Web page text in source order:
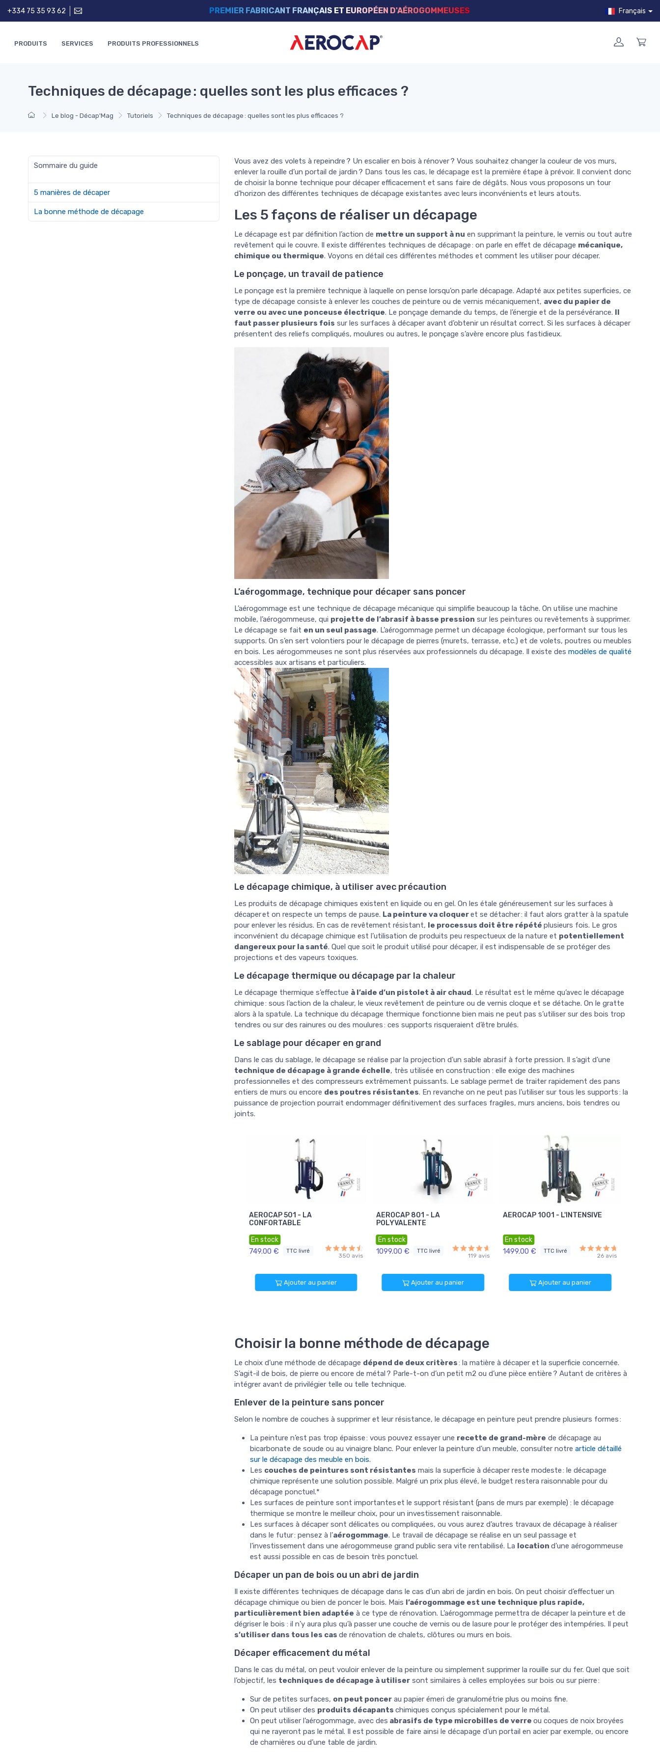
+334 75 35 93 62 PREMIER FABRICANT FRANÇAIS ET EUROPÉEN D'AÉROGOMMEUSES Français
PRODUITS SERVICES PRODUITS PROFESSIONNELS
Le blog - Décap'Mag Tutoriels Techniques de décapage : quelles sont les plus efficaces ?
Techniques de décapage : quelles sont les plus efficaces ?
Sommaire du guide
5 manières de décaper
La bonne méthode de décapage
Vous avez des volets à repeindre ? Un escalier en bois à rénover ? Vous souhaitez changer la couleur de vos murs,
enlever la rouille d’un portail de jardin ? Dans tous les cas, le décapage est la première étape à prévoir. Il convient donc
de choisir la bonne technique pour décaper efficacement et sans faire de dégâts. Nous vous proposons un tour
d’horizon des différentes techniques de décapage existantes avec leurs inconvénients et leurs atouts.
Les 5 façons de réaliser un décapage
Le décapage est par définition l’action de mettre un support à nu en supprimant la peinture, le vernis ou tout autre
revêtement qui le couvre. Il existe différentes techniques de décapage : on parle en effet de décapage mécanique,
chimique ou thermique. Voyons en détail ces différentes méthodes et comment les utiliser pour décaper.
Le ponçage, un travail de patience
Le ponçage est la première technique à laquelle on pense lorsqu’on parle décapage. Adapté aux petites superficies, ce
type de décapage consiste à enlever les couches de peinture ou de vernis mécaniquement, avec du papier de
verre ou avec une ponceuse électrique. Le ponçage demande du temps, de l’énergie et de la persévérance. Il
faut passer plusieurs fois sur les surfaces à décaper avant d’obtenir un résultat correct. Si les surfaces à décaper
présentent des reliefs compliqués, moulures ou autres, le ponçage s’avère encore plus fastidieux.
L’aérogommage, technique pour décaper sans poncer
L’aérogommage est une technique de décapage mécanique qui simplifie beaucoup la tâche. On utilise une machine
mobile, l’aérogommeuse, qui projette de l’abrasif à basse pression sur les peintures ou revêtements à supprimer.
Le décapage se fait en un seul passage. L’aérogommage permet un décapage écologique, performant sur tous les
supports. On s’en sert volontiers pour le décapage de pierres (murets, terrasse, etc.) et de volets, poutres ou meubles
en bois. Les aérogommeuses ne sont plus réservées aux professionnels du décapage. Il existe des modèles de qualité
accessibles aux artisans et particuliers.
Le décapage chimique, à utiliser avec précaution
Les produits de décapage chimiques existent en liquide ou en gel. On les étale généreusement sur les surfaces à
décaper et on respecte un temps de pause. La peinture va cloqueret se détacher : il faut alors gratter à la spatule
pour enlever les résidus. En cas de revêtement résistant, le processus doit être répété plusieurs fois. Le gros
inconvénient du décapage chimique est l’utilisation de produits peu respectueux de la nature et potentiellement
dangereux pour la santé. Quel que soit le produit utilisé pour décaper, il est indispensable de se protéger des
projections et des vapeurs toxiques.
Le décapage thermique ou décapage par la chaleur
Le décapage thermique s’effectue à l’aide d’un pistolet à air chaud. Le résultat est le même qu’avec le décapage
chimique : sous l’action de la chaleur, le vieux revêtement de peinture ou de vernis cloque et se détache. On le gratte
alors à la spatule. La technique du décapage thermique fonctionne bien mais ne peut pas s’utiliser sur des bois trop
tendres ou sur des rainures ou des moulures : ces supports risqueraient d’être brulés.
Le sablage pour décaper en grand
Dans le cas du sablage, le décapage se réalise par la projection d’un sable abrasif à forte pression. Il s’agit d’une
technique de décapage à grande échelle, très utilisée en construction : elle exige des machines
professionnelles et des compresseurs extrêmement puissants. Le sablage permet de traiter rapidement des pans
entiers de murs ou encore des poutres résistantes. En revanche on ne peut pas l’utiliser sur tous les supports : la
puissance de projection pourrait endommager définitivement des surfaces fragiles, murs anciens, bois tendres ou
joints.
AEROCAP 501 - LA
CONFORTABLE
En stock
749.00 € TTC livré
350 avis
Ajouter au panier
AEROCAP 801 - LA
POLYVALENTE
En stock
1099.00 € TTC livré
119 avis
Ajouter au panier
AEROCAP 1001 - L'INTENSIVE
En stock
1499.00 € TTC livré
26 avis
Ajouter au panier
Choisir la bonne méthode de décapage
Le choix d’une méthode de décapage dépend de deux critères: la matière à décaper et la superficie concernée.
S’agit-il de bois, de pierre ou encore de métal ? Parle-t-on d’un petit m2 ou d’une pièce entière ? Autant de critères à
intégrer avant de privilégier telle ou telle technique.
Enlever de la peinture sans poncer
Selon le nombre de couches à supprimer et leur résistance, le décapage en peinture peut prendre plusieurs formes :
La peinture n’est pas trop épaisse : vous pouvez essayer une recette de grand-mère de décapage au
bicarbonate de soude ou au vinaigre blanc. Pour enlever la peinture d’un meuble, consulter notre article détaillé
sur le décapage des meuble en bois.
Les couches de peintures sont résistantes mais la superficie à décaper reste modeste : le décapage
chimique représente une solution possible. Malgré un prix plus élevé, le budget restera raisonnable pour du
décapage ponctuel.*
Les surfaces de peinture sont importantes et le support résistant (pans de murs par exemple) : le décapage
thermique se montre le meilleur choix, pour un investissement raisonnable.
Les surfaces à décaper sont délicates ou compliquées, ou vous aurez d’autres travaux de décapage à réaliser
dans le futur : pensez à l’aérogommage. Le travail de décapage se réalise en un seul passage et
l’investissement dans une aérogommeuse grand public sera vite rentabilisé. La location d’une aérogommeuse
est aussi possible en cas de besoin très ponctuel.
Décaper un pan de bois ou un abri de jardin
Il existe différentes techniques de décapage dans le cas d’un abri de jardin en bois. On peut choisir d’effectuer un
décapage chimique ou bien de poncer le bois. Mais l’aérogommage est une technique plus rapide,
particulièrement bien adaptée à ce type de rénovation. L’aérogommage permettra de décaper la peinture et de
dégriser le bois : il n’y aura plus qu’à passer une couche de vernis ou de lasure pour le protéger des intempéries. Il peut
s’utiliser dans tous les cas de rénovation de chalets, clôtures ou murs en bois.
Décaper efficacement du métal
Dans le cas du métal, on peut vouloir enlever de la peinture ou simplement supprimer la rouille sur du fer. Quel que soit
l’objectif, les techniques de décapage à utiliser sont similaires à celles employées sur bois ou sur pierre :
Sur de petites surfaces, on peut poncer au papier émeri de granulométrie plus ou moins fine.
On peut utiliser des produits décapants chimiques conçus spécialement pour le métal.
On peut utiliser l’aérogommage, avec des abrasifs de type microbilles de verre ou coques de noix broyées
qui ne rayeront pas le métal. Il est possible de faire ainsi le décapage d’un portail en acier par exemple, ou encore
de charnières ou d’une table de jardin.